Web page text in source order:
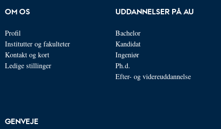
OM OS
Profil
Institutter og fakulteter
Kontakt og kort
Ledige stillinger
UDDANNELSER PÅ AU
Bachelor
Kandidat
Ingeniør
Ph.d.
Efter- og videreuddannelse
GENVEJE